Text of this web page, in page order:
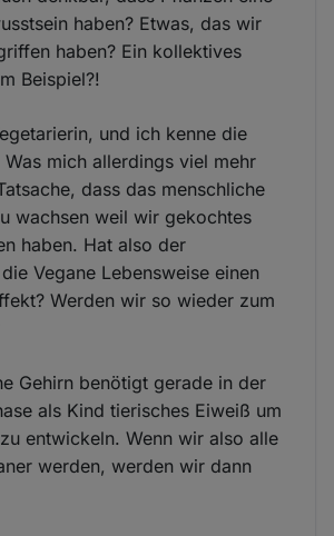
haben? Etwas, das wir
haben? Ein kollektives
Beispiel?!
und ich kenne die
mich allerdings viel mehr
dass das menschliche
wachsen weil wir gekochtes
haben. Hat also der
Vegane Lebensweise einen
Werden wir so wieder zum
Gehirn benötigt gerade in der
als Kind tierisches Eiweiß um
entwickeln. Wenn wir also alle
werden, werden wir dann